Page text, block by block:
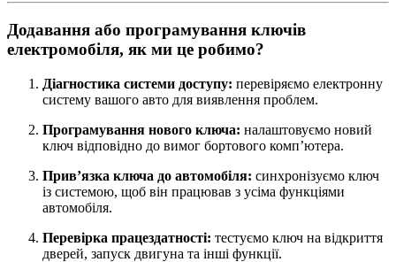
Додавання або програмування ключів
електромобіля, як ми це робимо?
Діагностика системи доступу: перевіряємо електронну
систему вашого авто для виявлення проблем.
Програмування нового ключа: налаштовуємо новий
ключ відповідно до вимог бортового комп’ютера.
Прив’язка ключа до автомобіля: синхронізуємо ключ
із системою, щоб він працював з усіма функціями
автомобіля.
Перевірка працездатності: тестуємо ключ на відкриття
дверей, запуск двигуна та інші функції.